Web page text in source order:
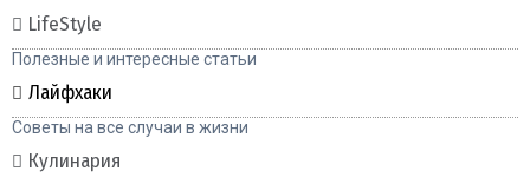
LifeStyle
Полезные и интересные статьи
Лайфхаки
Советы на все случаи в жизни
Кулинария